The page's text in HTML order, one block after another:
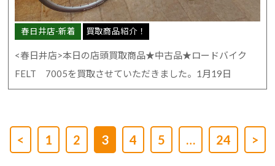
春日井店-新着 買取商品紹介！
<春日井店>本日の店頭買取商品★中古品★ロードバイク
FELT 7005を買取させていただきました。1月19日
< 1 2 3 4 5 … 24 >